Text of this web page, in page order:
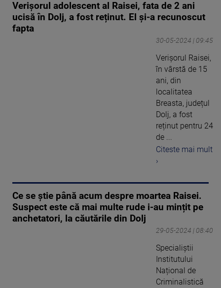
Verișorul adolescent al Raisei, fata de 2 ani
ucisă în Dolj, a fost reținut. El și-a recunoscut
fapta
30-05-2024 | 09:45
Verișorul Raisei,
în vârstă de 15
ani, din
localitatea
Breasta, județul
Dolj, a fost
reținut pentru 24
de ...
Citeste mai mult
›
Ce se știe până acum despre moartea Raisei.
Suspect este că mai multe rude i-au mințit pe
anchetatori, la căutările din Dolj
29-05-2024 | 08:40
Specialiștii
Institutului
Național de
Criminalistică